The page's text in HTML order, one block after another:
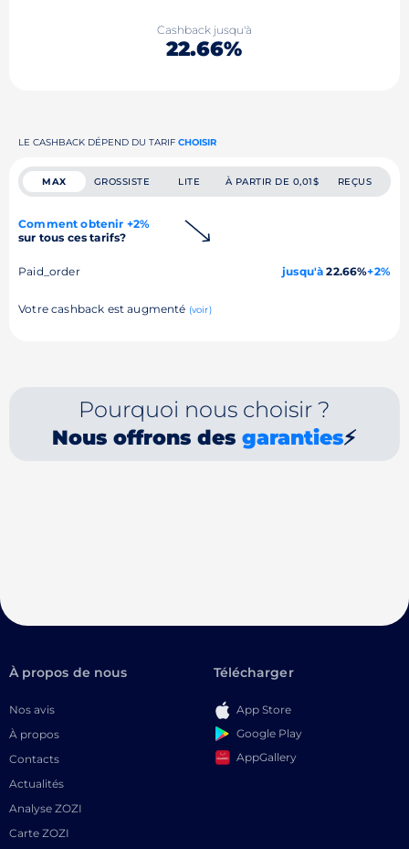
Cashback jusqu'à
22.66%
LE CASHBACK DÉPEND DU TARIF CHOISIR
MAX GROSSISTE LITE À PARTIR DE 0,01$ REÇUS
Comment obtenir +2%
sur tous ces tarifs?
Paid_order jusqu'à 22.66%+2%
Votre cashback est augmenté (voir)
Pourquoi nous choisir ?
Nous offrons desgaranties⚡
À propos de nous
Nos avis
À propos
Contacts
Actualités
Analyse ZOZI
Carte ZOZI
Télécharger
App Store
Google Play
AppGallery